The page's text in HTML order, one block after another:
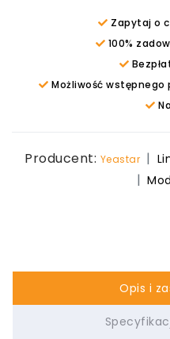
Zapytaj o
100%
Możliwość
Producent: Yeastar
Opis i